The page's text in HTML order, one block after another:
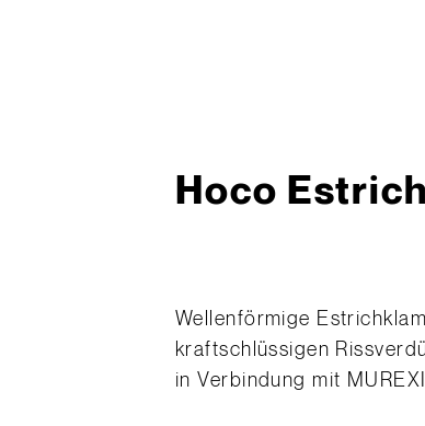
Hoco
Wellenförmige
kraftschlüssigen
in Verbindung mit